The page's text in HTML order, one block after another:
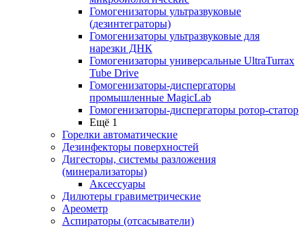
Гомогенизаторы ультразвуковые
(дезинтеграторы)
Гомогенизаторы ультразвуковые для
нарезки ДНК
Гомогенизаторы универсальные UltraTurrax
Tube Drive
Гомогенизаторы-диспергаторы
промышленные MagicLab
Гомогенизаторы-диспергаторы ротор-статор
Ещё 1
Горелки автоматические
Дезинфекторы поверхностей
Дигесторы, системы разложения
(минерализаторы)
Аксессуары
Дилютеры гравиметрические
Ареометр
Аспираторы (отсасыватели)